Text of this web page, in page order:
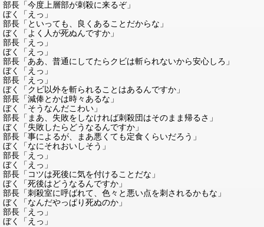
部長「今度上層部が刺殺に来るぞ」
ぼく「えっ」
部長「といっても、良くあることだからな」
ぼく「よく人が死ぬんですか」
部長「えっ」
ぼく「えっ」
部長「ああ、普通にしてたらクビは斬られないから安心しろ」
ぼく「えっ」
部長「えっ」
ぼく「クビ以外を斬られることはあるんですか」
部長「減俸とかは時々あるな」
ぼく「そうなんだこわい」
部長「まあ、失敗をしなければ刺殺団はそのまま帰るさ」
ぼく「失敗したらどうなるんですか」
部長「事によるが、まあ悪くても定食くらいだろう」
ぼく「なにそれおいしそう」
部長「えっ」
ぼく「えっ」
部長「コツは死後に気を付けることだな」
ぼく「死後はどうなるんですか」
部長「刺殺室に呼ばれて、色々と悪い点を刺されるかもな」
ぼく「なんだやっぱり死ぬのか」
部長「えっ」
ぼく「えっ」